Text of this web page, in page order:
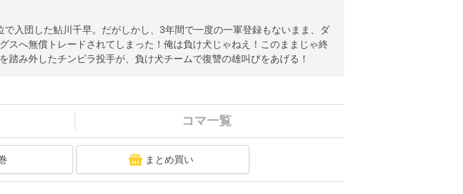
入団した鮎川千早。だがしかし、3年間で一度の一軍登録もないまま、ダ
スへ無償トレードされてしまった！俺は負け犬じゃねえ！このままじゃ終
踏み外したチンピラ投手が、負け犬チームで復讐の雄叫びをあげる！
コマ一覧
まとめ買い